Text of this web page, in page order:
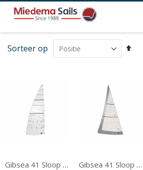
Sorteer op
Van
Gibsea 41 Sloop Grootzeil Gibsea 41 Sloop Voorzeil